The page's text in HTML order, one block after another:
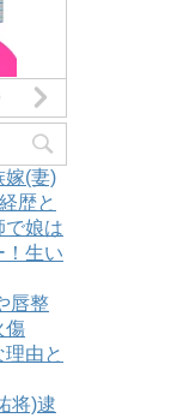
嫁(妻)
歴と
で娘は
！生い
唇整
傷
由と
将)逮